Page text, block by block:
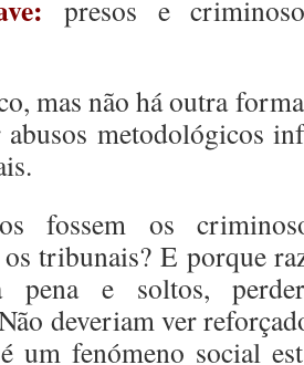
presos e
mas não há outra
metodológicos
fossem os
tribunais? E porque
pena e soltos,
deveriam ver
um fenómeno social